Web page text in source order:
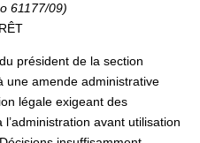
61177/09)
président de la section
une amende administrative
légale exigeant des
avant utilisation